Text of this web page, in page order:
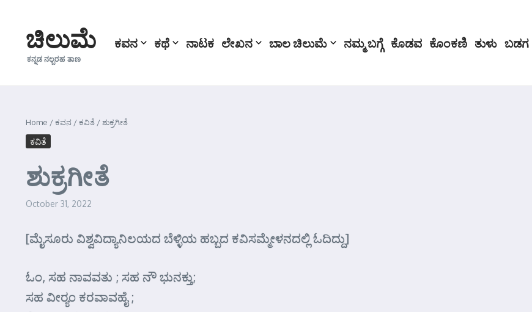
ಚಿಲುಮೆ
ಕನ್ನಡ ನಲ್ಬರಹ ತಾಣ
ಕವನ ಕಥೆ ನಾಟಕ ಲೇಖನ ಬಾಲ ಚಿಲುಮೆ ನಮ್ಮ ಬಗ್ಗೆ ಕೊಡವ ಕೊಂಕಣಿ ತುಳು ಬಡಗ
Home /ಕವನ /ಕವಿತೆ /ಶುಕ್ರಗೀತೆ
ಕವಿತೆ
ಶುಕ್ರಗೀತೆ
October 31, 2022
[ಮೈಸೂರು ವಿಶ್ವವಿದ್ಯಾನಿಲಯದ ಬೆಳ್ಳಿಯ ಹಬ್ಬದ ಕವಿಸಮ್ಮೇಳನದಲ್ಲಿ ಓದಿದ್ದು]
ಓಂ, ಸಹ ನಾವವತು ; ಸಹ ನೌ ಭುನಕ್ತು;
ಸಹ ವೀರ್‍ಯಂ ಕರವಾವಹೈ ;